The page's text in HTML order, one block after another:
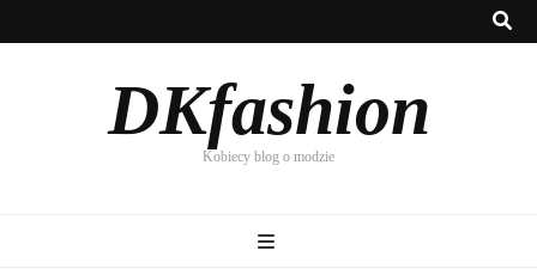
DKfashion
Kobiecy blog o modzie